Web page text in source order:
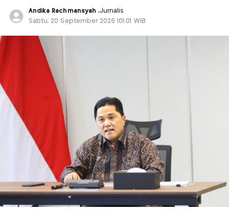
Andika Rachmansyah ,Jurnalis
Sabtu, 20 September 2025 |01:01 WIB